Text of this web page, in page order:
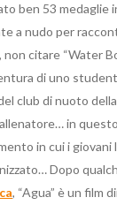
ben 53
a nudo per
citare “Water
di uno
club di nuoto
in
in cui i
Dopo
, “Agua” è un film